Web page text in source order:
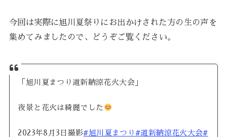
今回は実際に旭川夏祭りにお出かけされた方の生の声を
集めてみましたので、どうぞご覧ください。
「旭川夏まつり道新納涼花火大会」
夜景と花火は綺麗でした
2023年8月3日撮影#旭川夏まつり#道新納涼花火大会#